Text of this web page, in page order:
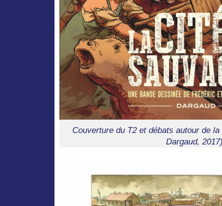
Couverture du T2 et débats autour de
Dargaud,